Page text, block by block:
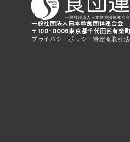
一般社団法人日本飲食団体連合会
〒100-0006東京都千代田区有楽
プライバシーポリシー特定商取引